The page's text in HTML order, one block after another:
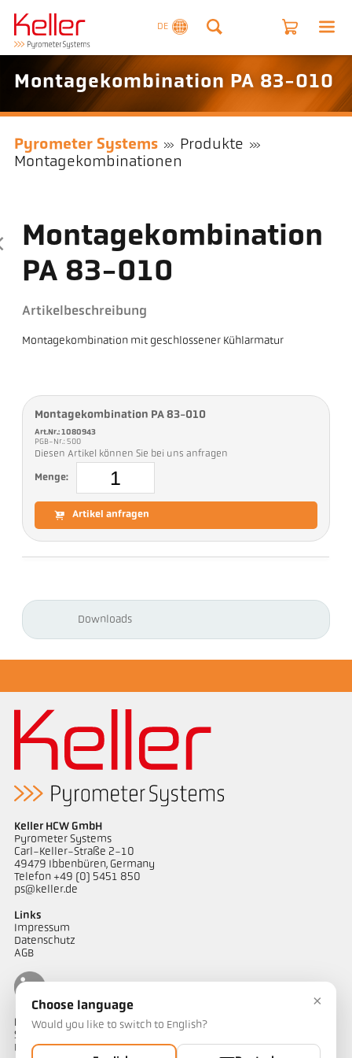
DE
Montagekombination PA 83-010
Pyrometer Systems
Produkte
Montagekombinationen
Montagekombination
PA 83-010
Artikelbeschreibung
Montagekombination mit geschlossener Kühlarmatur
Montagekombination PA 83-010
Art.Nr.: 1080943
PGB-Nr.: 500
Diesen Artikel können Sie bei uns anfragen
Menge:
Artikel anfragen
Downloads
Keller HCW GmbH
Pyrometer Systems
Carl-Keller-Straße 2-10
49479 Ibbenbüren, Germany
Telefon +49 (0) 5451 850
ps@keller.de
Links
Impressum
Datenschutz
AGB
Kontakt
Sie haben Fragen zu unseren Temperaturmesslösungen oder ein
Projekt? Unser Team unterstützt Sie gerne.
×
Choose language
Would you like to switch to English?